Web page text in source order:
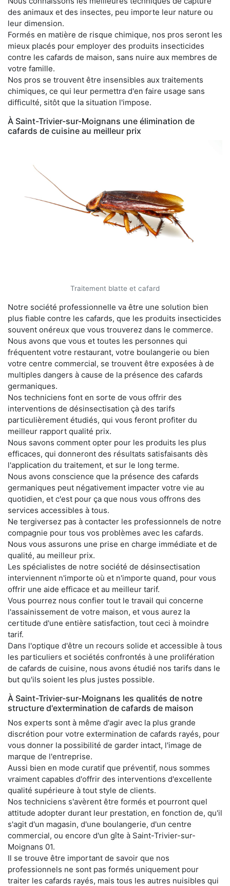
des animaux et des insectes, peu importe leur nature ou
leur dimension.
Formés en matière de risque chimique, nos pros seront les
mieux placés pour employer des produits insecticides
contre les cafards de maison, sans nuire aux membres de
votre famille.
Nos pros se trouvent être insensibles aux traitements
chimiques, ce qui leur permettra d'en faire usage sans
difficulté, sitôt que la situation l'impose.
À Saint-Trivier-sur-Moignans une élimination de
cafards de cuisine au meilleur prix
Traitement blatte et cafard
Notre société professionnelle va être une solution bien
plus fiable contre les cafards, que les produits insecticides
souvent onéreux que vous trouverez dans le commerce.
Nous avons que vous et toutes les personnes qui
fréquentent votre restaurant, votre boulangerie ou bien
votre centre commercial, se trouvent être exposées à de
multiples dangers à cause de la présence des cafards
germaniques.
Nos techniciens font en sorte de vous offrir des
interventions de désinsectisation çà des tarifs
particulièrement étudiés, qui vous feront profiter du
meilleur rapport qualité prix.
Nous savons comment opter pour les produits les plus
efficaces, qui donneront des résultats satisfaisants dès
l'application du traitement, et sur le long terme.
Nous avons conscience que la présence des cafards
germaniques peut négativement impacter votre vie au
quotidien, et c'est pour ça que nous vous offrons des
services accessibles à tous.
Ne tergiversez pas à contacter les professionnels de notre
compagnie pour tous vos problèmes avec les cafards.
Nous vous assurons une prise en charge immédiate et de
qualité, au meilleur prix.
Les spécialistes de notre société de désinsectisation
interviennent n'importe où et n'importe quand, pour vous
offrir une aide efficace et au meilleur tarif.
Vous pourrez nous confier tout le travail qui concerne
l'assainissement de votre maison, et vous aurez la
certitude d'une entière satisfaction, tout ceci à moindre
tarif.
Dans l'optique d'être un recours solide et accessible à tous
les particuliers et sociétés confrontés à une prolifération
de cafards de cuisine, nous avons étudié nos tarifs dans le
but qu'ils soient les plus justes possible.
À Saint-Trivier-sur-Moignans les qualités de notre
structure d'extermination de cafards de maison
Nos experts sont à même d'agir avec la plus grande
discrétion pour votre extermination de cafards rayés, pour
vous donner la possibilité de garder intact, l'image de
marque de l'entreprise.
Aussi bien en mode curatif que préventif, nous sommes
vraiment capables d'offrir des interventions d'excellente
qualité supérieure à tout style de clients.
Nos techniciens s'avèrent être formés et pourront quel
attitude adopter durant leur prestation, en fonction de, qu'il
s'agit d'un magasin, d'une boulangerie, d'un centre
commercial, ou encore d'un gîte à Saint-Trivier-sur-
Moignans 01.
Il se trouve être important de savoir que nos
professionnels ne sont pas formés uniquement pour
traiter les cafards rayés, mais tous les autres nuisibles qui